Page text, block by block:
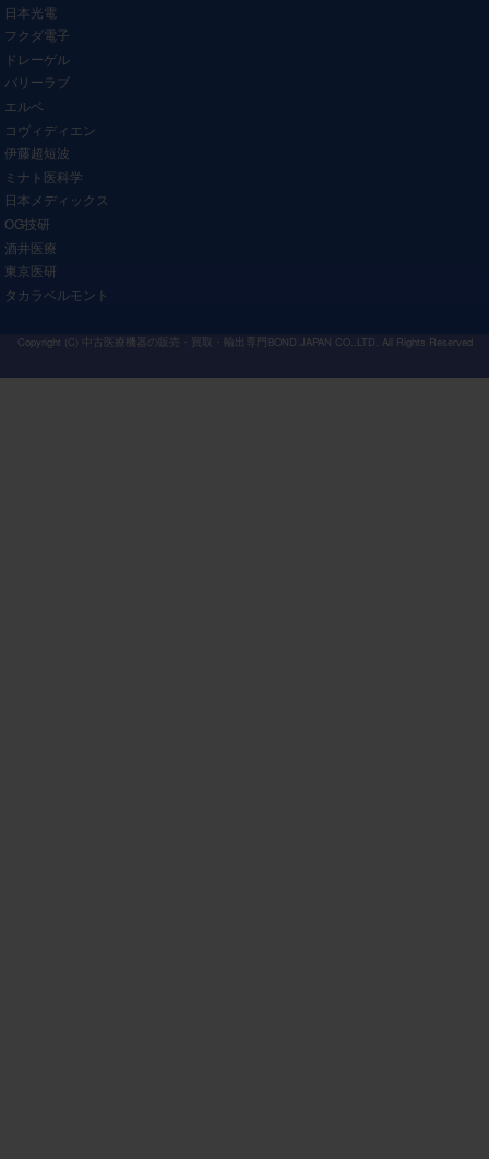
日本光電
フクダ電子
ドレーゲル
バリーラブ
エルベ
コヴィディエン
伊藤超短波
ミナト医科学
日本メディックス
OG技研
酒井医療
東京医研
タカラベルモント
Copyright (C) 中古医療機器の販売・買取・輸出専門BOND JAPAN CO.,LTD. All Rights Reserved